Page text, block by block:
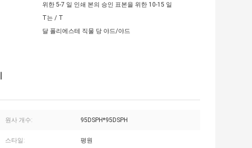
위한 5-7 일 인쇄 본의 승인 표본을 위한 10-15 일
T는 / T
달 폴리에스테 직물 당 야드/야드
원사 개수: 95DSPH*95DSPH
스타일: 평원